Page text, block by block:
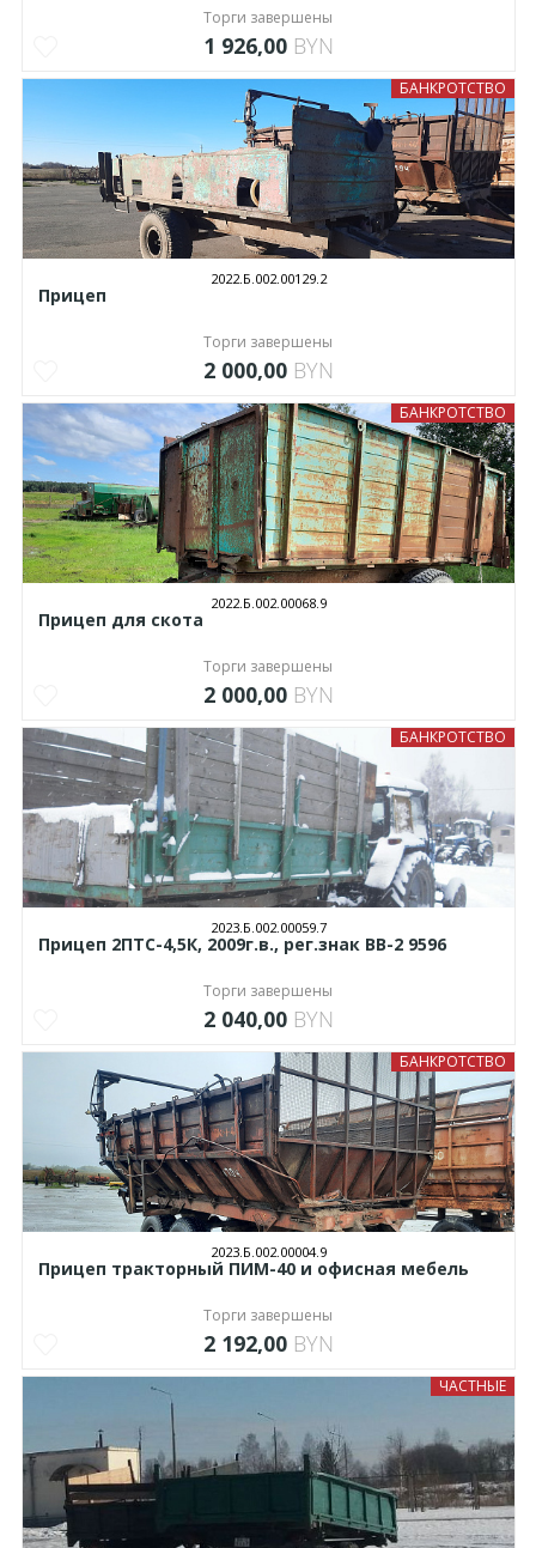
Торги завершены
1 926,00 BYN
БАНКРОТСТВО
2022.Б.002.00129.2
Прицеп
Торги завершены
2 000,00 BYN
БАНКРОТСТВО
2022.Б.002.00068.9
Прицеп для скота
Торги завершены
2 000,00 BYN
БАНКРОТСТВО
2023.Б.002.00059.7
Прицеп 2ПТС-4,5К, 2009г.в., рег.знак ВВ-2 9596
Торги завершены
2 040,00 BYN
БАНКРОТСТВО
2023.Б.002.00004.9
Прицеп тракторный ПИМ-40 и офисная мебель
Торги завершены
2 192,00 BYN
ЧАСТНЫЕ